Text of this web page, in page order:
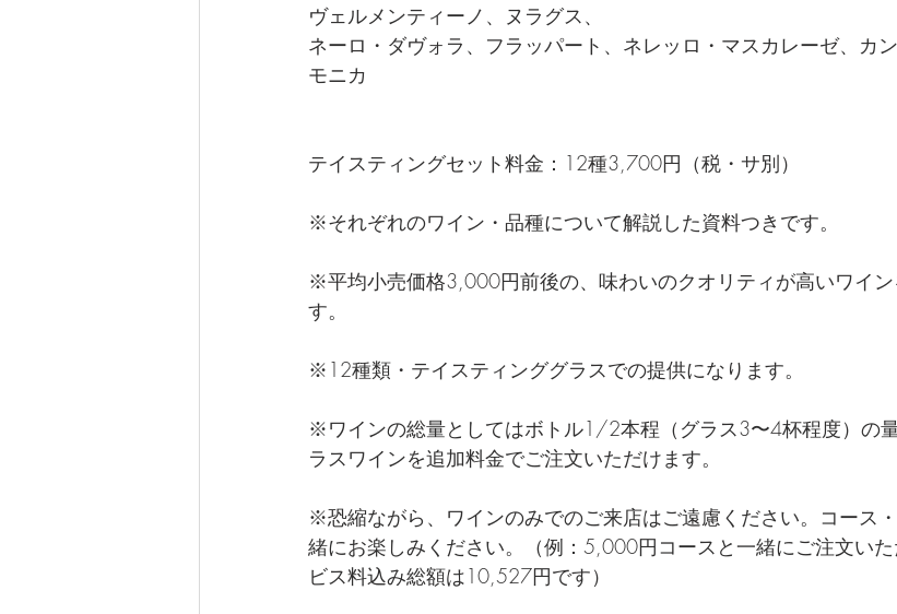
ヴェルメンティーノ、ヌラグス、
ネーロ・ダヴォラ、フラッパート、ネレッロ・マスカレーゼ、カ
モニカ
テイスティングセット料金：12種3,700円（税・サ別）
※それぞれのワイン・品種について解説した資料つきです。
※平均小売価格3,000円前後の、味わいのクオリティが高いワイン
す。
※12種類・テイスティンググラスでの提供になります。
※ワインの総量としてはボトル1/2本程（グラス3〜4杯程度）の
ラスワインを追加料金でご注文いただけます。
※恐縮ながら、ワインのみでのご来店はご遠慮ください。コース
緒にお楽しみください。（例：5,000円コースと一緒にご注文い
ビス料込み総額は10,527円です）